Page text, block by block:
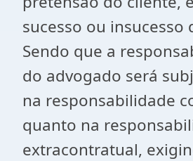
sucesso ou insucesso
Sendo que a
do advogado será
na responsabilidade
quanto na
extracontratual,